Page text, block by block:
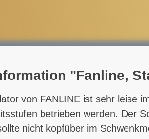
"Fanline,
von FANLINE ist sehr leise
betrieben werden. Der
nicht kopfüber im